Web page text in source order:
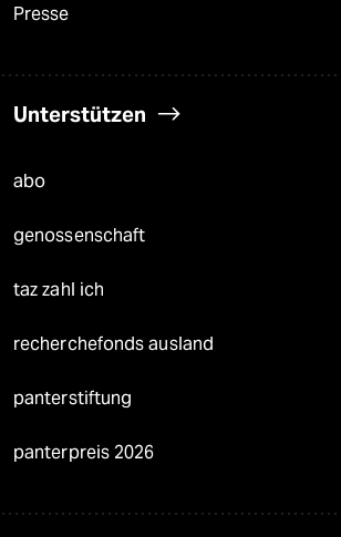
Presse
Unterstützen
abo
genossenschaft
taz zahl ich
recherchefonds ausland
panterstiftung
panterpreis 2026